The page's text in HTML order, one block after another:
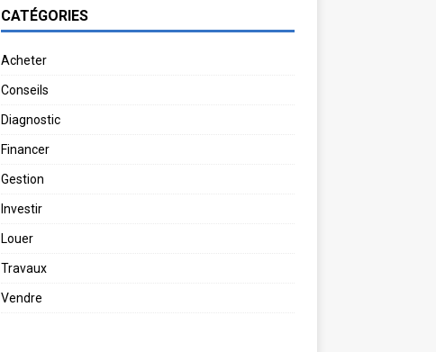
CATÉGORIES
Acheter
Conseils
Diagnostic
Financer
Gestion
Investir
Louer
Travaux
Vendre